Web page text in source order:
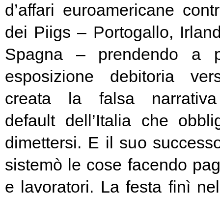
d’affari euroamericane
dei Piigs – Portogallo,
Spagna – prendendo a
esposizione debitoria
creata la falsa narrativa
default dell’Italia che
dimettersi. E il suo
sistemò le cose facendo
e lavoratori. La festa finì